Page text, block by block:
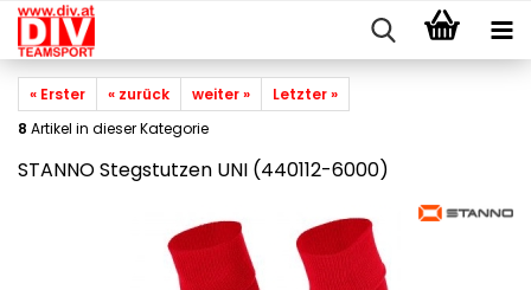
« Erster « zurück weiter »
Letzter »
8 Artikel in dieser Kategorie
STANNO Stegstutzen UNI (440112-6000)